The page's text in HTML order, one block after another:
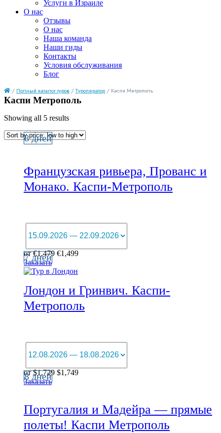
Услуги в Израиле
О нас
Отзывы
О нас
Наша команда
Наши гиды
Контакты
Условия обслуживания
Блог
/ Полный каталог туров /Туроператор / Каспи Метрополь
Каспи Метрополь
Showing all 5 results
8 дней
Французская ривьера, Прованс и
Монако. Каспи-Метрополь
от€1,479 €1,499
Заказать
7 дней
Лондон и Гринвич. Каспи-
Метрополь
от$1,729 $1,749
Заказать
8 дней
Португалия и Мадейра — прямые
полеты! Каспи Метрополь